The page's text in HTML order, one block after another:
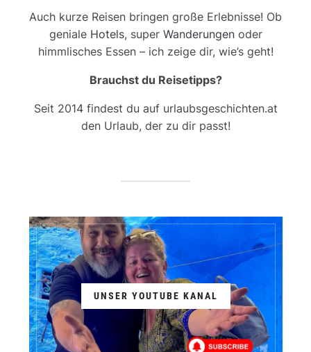
Auch kurze Reisen bringen große Erlebnisse! Ob
geniale Hotels, super Wanderungenoder
himmlisches Essen – ich zeige dir, wie’s geht!
Brauchst du Reisetipps?
Seit 2014 findest du auf urlaubsgeschichten.at
den Urlaub, der zu dir passt!
UNSER YOUTUBE KANAL